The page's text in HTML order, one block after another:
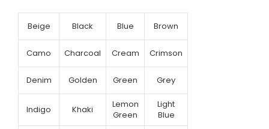
Beige Black Blue Brown
Camo Charcoal Cream Crimson
Denim Golden Green Grey
Indigo Khaki
Lemon
Green
Light
Blue